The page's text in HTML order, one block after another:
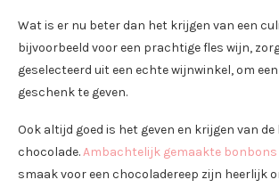
Wat is er nu beter dan het krijgen van een
bijvoorbeeld voor een prachtige fles wijn,
geselecteerd uit een echte wijnwinkel, om
geschenk te geven.
Ook altijd goed is het geven en krijgen van
chocolade.Ambachtelijk gemaakte bonbons
smaak voor een chocoladereep zijn heerlijk